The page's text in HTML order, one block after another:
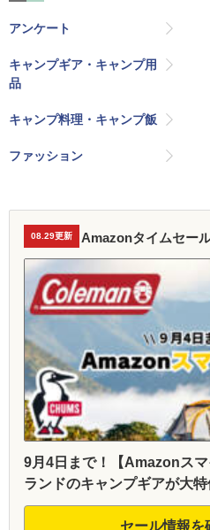
アンケート
キャンプギア・キャンプ用
品
キャンプ料理・キャンプ飯
ファッション
08.29更新 Amazonタイムセー
9月4日まで！【Amazonス
ランドのキャンプギアが大特
セール情報を